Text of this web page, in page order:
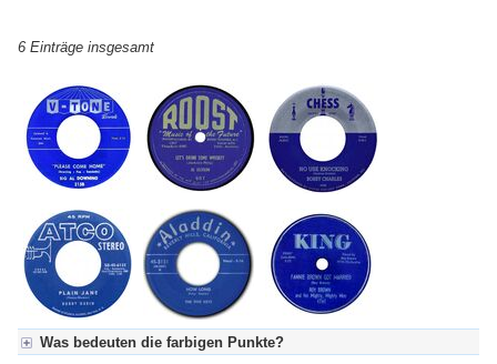
6 Einträge insgesamt
Was bedeuten die farbigen Punkte?